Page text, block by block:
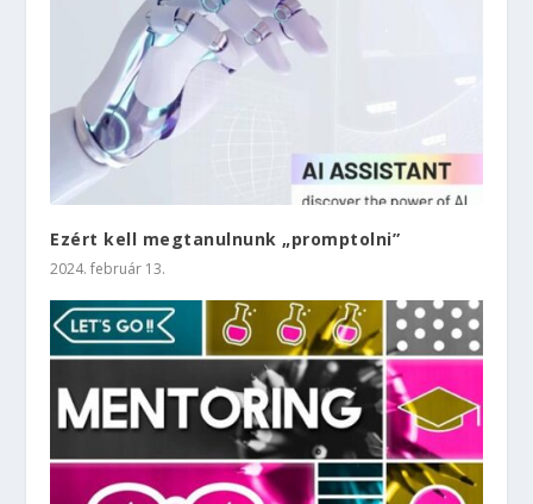
Ezért kell megtanulnunk „promptolni”
2024. február 13.